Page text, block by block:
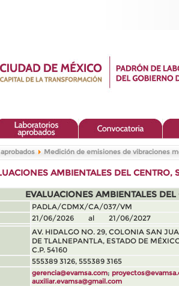
Medición de emisiones de vibraciones
AMBIENTALES DEL CENTRO,
EVALUACIONES AMBIENTALES DEL
PADLA/CDMX/CA/037/VM
21/06/2026 al 21/06/2027
AV. HIDALGO NO. 29, COLONIA SAN
DE TLALNEPANTLA, ESTADO DE
C.P. 54160
555389 3126, 555389 3165
gerencia@evamsa.com;
auxiliar.evamsa@gmail.com